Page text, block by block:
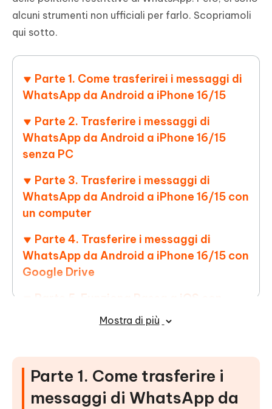
alcuni strumenti non ufficiali per farlo. Scopriamoli
qui sotto.
Parte 1. Come trasferirei i messaggi di
WhatsApp da Android a iPhone 16/15
Parte 2. Trasferire i messaggi di
WhatsApp da Android a iPhone 16/15
senza PC
Parte 3. Trasferire i messaggi di
WhatsApp da Android a iPhone 16/15 con
un computer
Parte 4. Trasferire i messaggi di
WhatsApp da Android a iPhone 16/15 con
Google Drive
Parte 5. Funziona Passa a iOS con
WhatsApp? Non farti fregare!
Mostra di più
Parte 1. Come trasferire i
messaggi di WhatsApp da